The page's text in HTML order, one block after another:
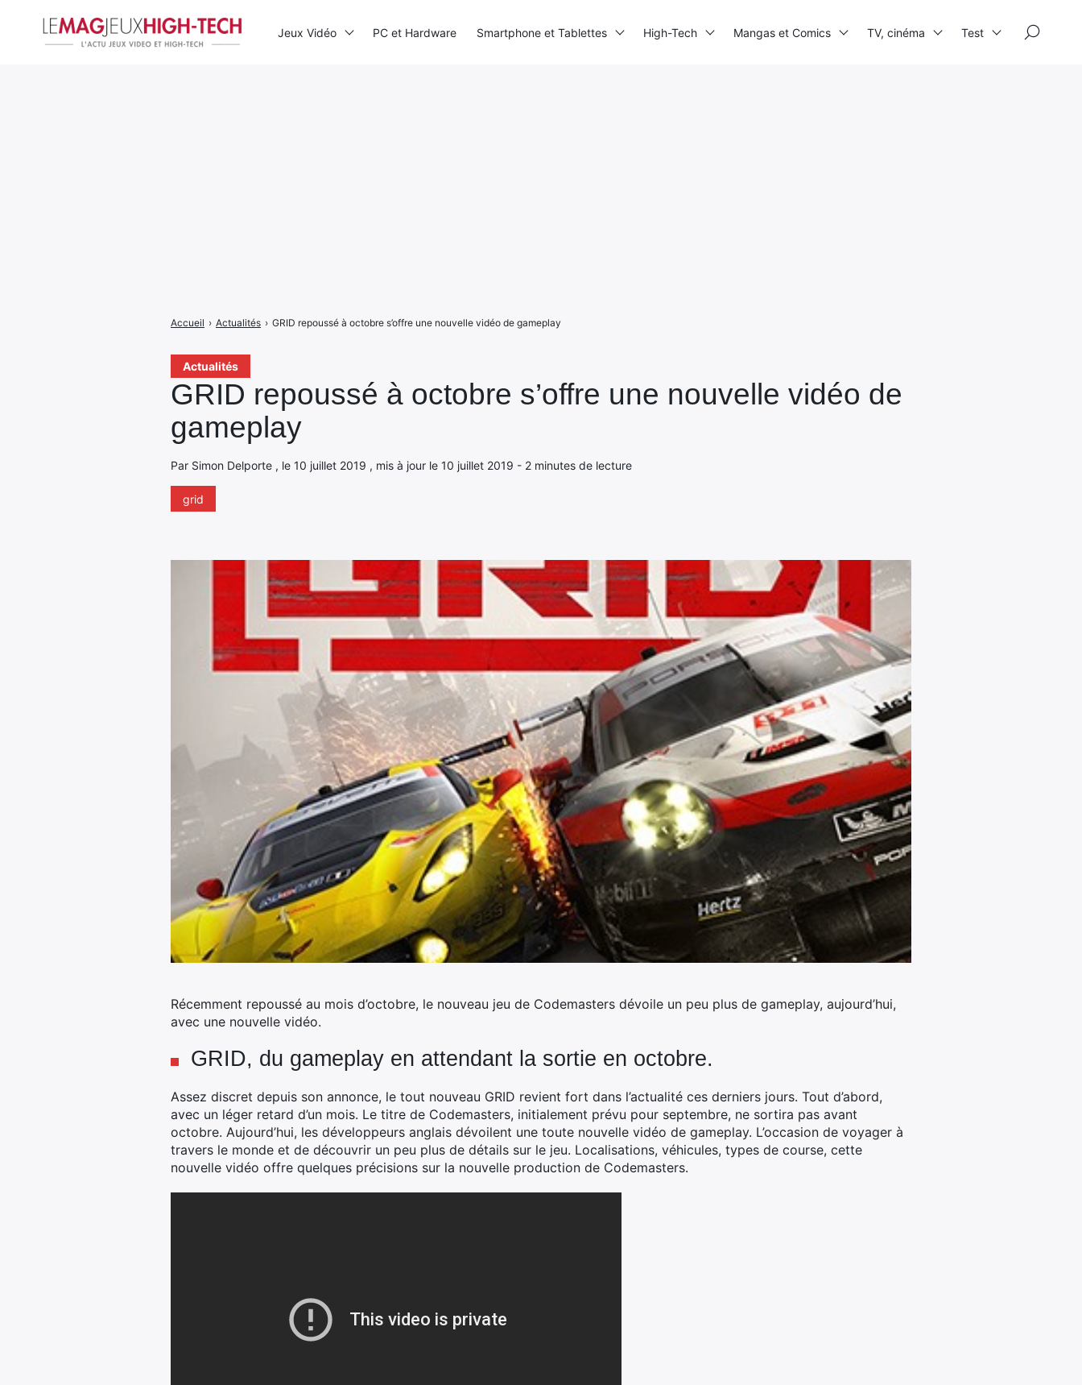
Actualités
GRID repoussé à octobre s’offre une nouvelle vidéo de
gameplay
Par Simon Delporte , le 10 juillet 2019 , mis à jour le 10 juillet 2019 - 2 minutes de lecture
grid
Accueil › Actualités › GRID repoussé à octobre s’offre une nouvelle vidéo de gameplay
Récemment repoussé au mois d’octobre, le nouveau jeu de Codemasters dévoile un peu plus de gameplay, aujourd’hui,
avec une nouvelle vidéo.
GRID, du gameplay en attendant la sortie en octobre.
Assez discret depuis son annonce, le tout nouveau GRID revient fort dans l’actualité ces derniers jours. Tout d’abord,
avec un léger retard d’un mois. Le titre de Codemasters, initialement prévu pour septembre, ne sortira pas avant
octobre. Aujourd’hui, les développeurs anglais dévoilent une toute nouvelle vidéo de gameplay. L’occasion de voyager à
travers le monde et de découvrir un peu plus de détails sur le jeu. Localisations, véhicules, types de course, cette
nouvelle vidéo offre quelques précisions sur la nouvelle production de Codemasters.
Jeux Vidéo PC et Hardware Smartphone et Tablettes High-Tech Mangas et Comics TV, cinéma Test